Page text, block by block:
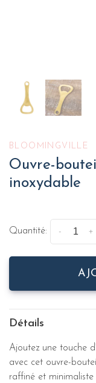
BLOOMINGVILLE
Ouvre-
inoxydable
Quantité: +
-
Détails
Ajoutez une touche
avec cet ouvre-
raffiné et